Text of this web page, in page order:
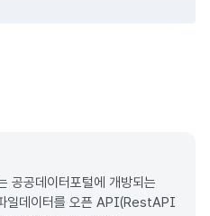
공공데이터포털에 개방되는
일데이터를 오픈 API(RestAPI